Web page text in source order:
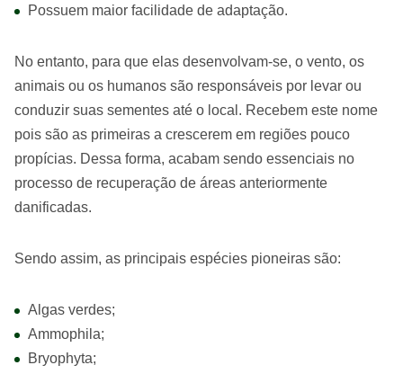
Possuem maior facilidade de adaptação.
No entanto, para que elas desenvolvam-se, o vento, os
animais ou os humanos são responsáveis por levar ou
conduzir suas sementes até o local. Recebem este nome
pois são as primeiras a crescerem em regiões pouco
propícias. Dessa forma, acabam sendo essenciais no
processo de recuperação de áreas anteriormente
danificadas.
Sendo assim, as principais espécies pioneiras são:
Algas verdes;
Ammophila;
Bryophyta;